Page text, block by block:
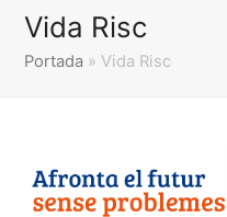
Vida Risc
Portada » Vida Risc